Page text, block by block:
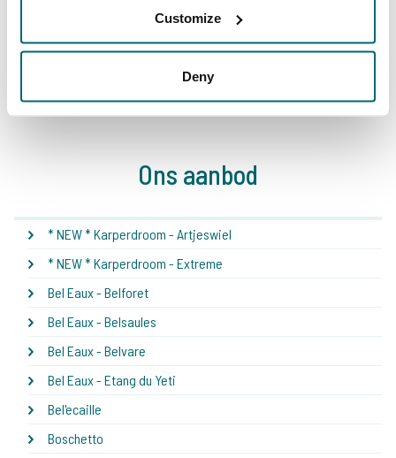
Customize
Deny
3 4 5 6
Ons aanbod
* NEW * Karperdroom - Artjeswiel
* NEW * Karperdroom - Extreme
Bel Eaux - Belforet
Bel Eaux - Belsaules
Bel Eaux - Belvare
Bel Eaux - Etang du Yeti
Bel'ecaille
Boschetto